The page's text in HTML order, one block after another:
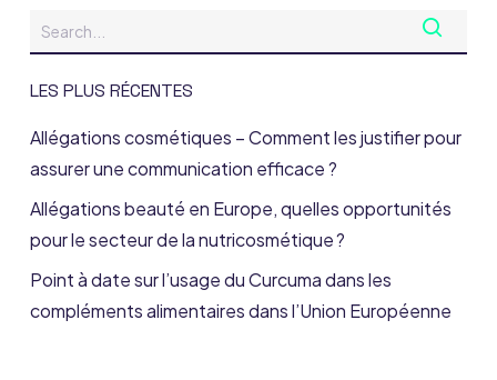
LES PLUS RÉCENTES
Allégations cosmétiques – Comment les justifier pour
assurer une communication efficace ?
Allégations beauté en Europe, quelles opportunités
pour le secteur de la nutricosmétique ?
Point à date sur l’usage du Curcuma dans les
compléments alimentaires dans l’Union Européenne